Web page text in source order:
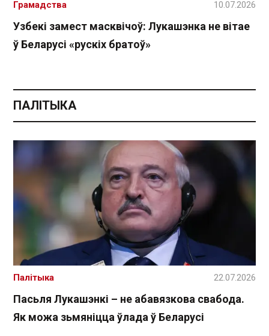
Узбекі замест масквічоў: Лукашэнка не вітае
ў Беларусі «рускіх братоў»
Грамадства 10.07.2026
ПАЛІТЫКА
Пасьля Лукашэнкі – не абавязкова свабода.
Як можа зьмяніцца ўлада ў Беларусі
Палітыка 22.07.2026